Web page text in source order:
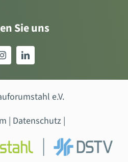
Sie uns
e.V.
| Datenschutz|